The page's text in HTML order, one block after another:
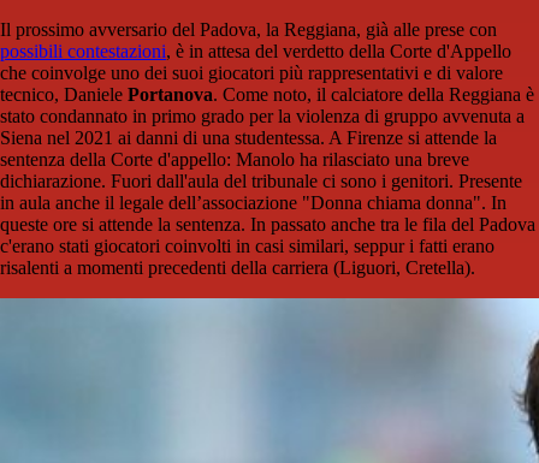
Il prossimo avversario del Padova, la Reggiana, già alle prese con
possibili contestazioni, è in attesa del verdetto della Corte d'Appello
che coinvolge uno dei suoi giocatori più rappresentativi e di valore
tecnico, Daniele Portanova. Come noto, il calciatore della Reggiana è
stato condannato in primo grado per la violenza di gruppo avvenuta a
Siena nel 2021 ai danni di una studentessa. A Firenze si attende la
sentenza della Corte d'appello: Manolo ha rilasciato una breve
dichiarazione. Fuori dall'aula del tribunale ci sono i genitori. Presente
in aula anche il legale dell’associazione "Donna chiama donna". In
queste ore si attende la sentenza. In passato anche tra le fila del Padova
c'erano stati giocatori coinvolti in casi similari, seppur i fatti erano
risalenti a momenti precedenti della carriera (Liguori, Cretella).